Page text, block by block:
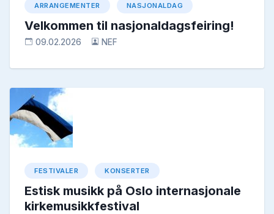
ARRANGEMENTER NASJONALDAG
Velkommen til nasjonaldagsfeiring!
09.02.2026 NEF
FESTIVALER KONSERTER
Estisk musikk på Oslo internasjonale
kirkemusikkfestival